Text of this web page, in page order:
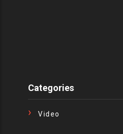
Categories
Video